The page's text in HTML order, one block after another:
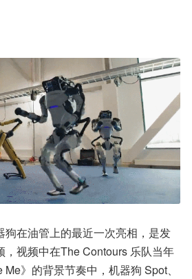
狗在油管上的最近一次亮相，是发
，视频中在The Contours 乐队当年
》的背景节奏中，机器狗 Spot、